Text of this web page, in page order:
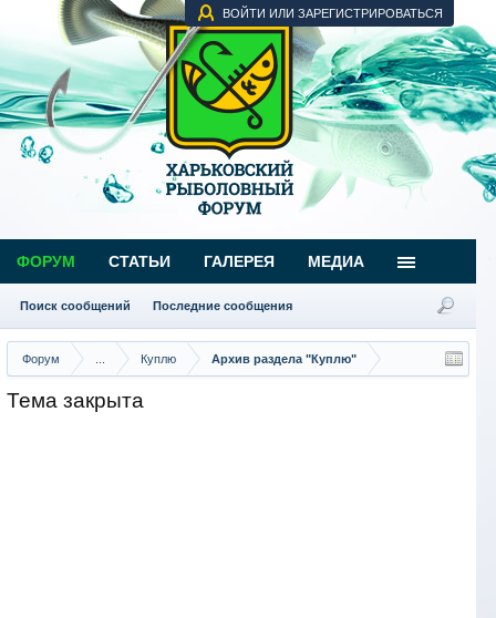
ВОЙТИ ИЛИ ЗАРЕГИСТРИРОВАТЬСЯ
Форум Куплю Архив раздела "Куплю"
Тема закрыта
ФОРУМ
Поиск сообщений Последние сообщения
СТАТЬИ ГАЛЕРЕЯ МЕДИА